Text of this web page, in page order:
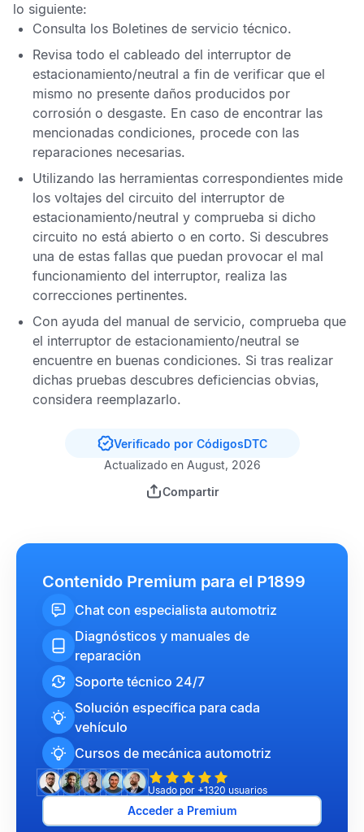
lo siguiente:
Consulta los Boletines de servicio técnico.
Revisa todo el cableado del interruptor de
estacionamiento/neutral a fin de verificar que el
mismo no presente daños producidos por
corrosión o desgaste. En caso de encontrar las
mencionadas condiciones, procede con las
reparaciones necesarias.
Utilizando las herramientas correspondientes mide
los voltajes del circuito del interruptor de
estacionamiento/neutral y comprueba si dicho
circuito no está abierto o en corto. Si descubres
una de estas fallas que puedan provocar el mal
funcionamiento del interruptor, realiza las
correcciones pertinentes.
Con ayuda del manual de servicio, comprueba que
el interruptor de estacionamiento/neutral se
encuentre en buenas condiciones. Si tras realizar
dichas pruebas descubres deficiencias obvias,
considera reemplazarlo.
Verificado por CódigosDTC
Actualizado en August, 2026
Compartir
Contenido Premium para el P1899
Chat con especialista automotriz
Diagnósticos y manuales de
reparación
Soporte técnico 24/7
Solución específica para cada
vehículo
Cursos de mecánica automotriz
Usado por +1320 usuarios
Acceder a Premium